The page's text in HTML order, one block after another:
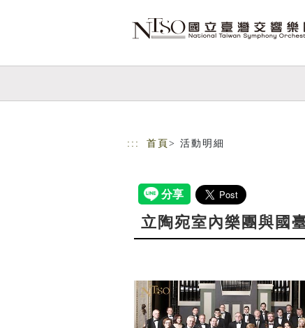
::: 首頁 > 活動明細
立陶宛室內樂團與國